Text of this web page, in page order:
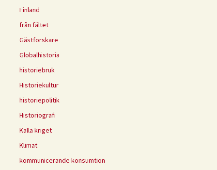
Finland
från fältet
Gästforskare
Globalhistoria
historiebruk
Historiekultur
historiepolitik
Historiografi
Kalla kriget
Klimat
kommunicerande konsumtion